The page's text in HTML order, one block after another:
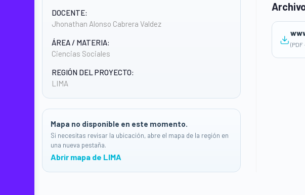
DOCENTE:
Jhonathan Alonso Cabrera Valdez
ÁREA / MATERIA:
Ciencias Sociales
REGIÓN DEL PROYECTO:
LIMA
Mapa no disponible en este momento.
Si necesitas revisar la ubicación, abre el mapa de la región en
una nueva pestaña.
Abrir mapa de LIMA
(PDF